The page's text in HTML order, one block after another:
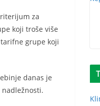
za
koji troše više
grupe koji
danas je